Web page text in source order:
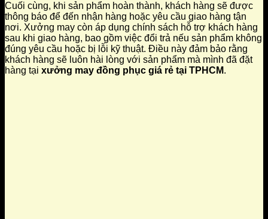
Cuối cùng, khi sản phẩm hoàn thành, khách hàng sẽ được
thông báo để đến nhận hàng hoặc yêu cầu giao hàng tận
nơi. Xưởng may còn áp dụng chính sách hỗ trợ khách hàng
sau khi giao hàng, bao gồm việc đổi trả nếu sản phẩm không
đúng yêu cầu hoặc bị lỗi kỹ thuật. Điều này đảm bảo rằng
khách hàng sẽ luôn hài lòng với sản phẩm mà mình đã đặt
hàng tại xưởng may đồng phục giá rẻ tại TPHCM.